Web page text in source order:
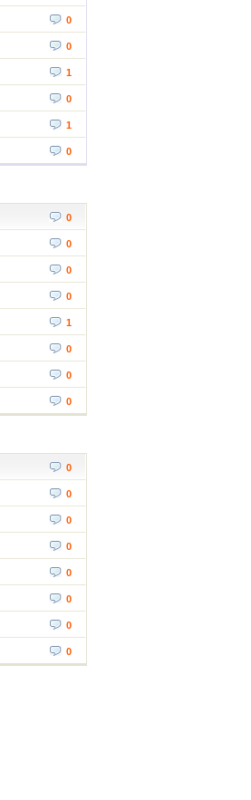
0
0
1
0
1
0
0
0
0
0
1
0
0
0
0
0
0
0
0
0
0
0